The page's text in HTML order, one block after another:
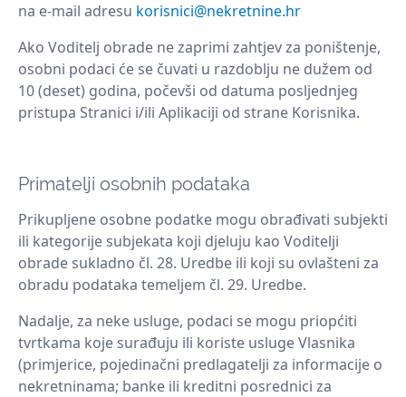
na e-mail adresu korisnici@nekretnine.hr
Ako Voditelj obrade ne zaprimi zahtjev za poništenje,
osobni podaci će se čuvati u razdoblju ne dužem od
10 (deset) godina, počevši od datuma posljednjeg
pristupa Stranici i/ili Aplikaciji od strane Korisnika.
Primatelji osobnih podataka
Prikupljene osobne podatke mogu obrađivati ​​subjekti
ili kategorije subjekata koji djeluju kao Voditelji
obrade sukladno čl. 28. Uredbe ili koji su ovlašteni za
obradu podataka temeljem čl. 29. Uredbe.
Nadalje, za neke usluge, podaci se mogu priopćiti
tvrtkama koje surađuju ili koriste usluge Vlasnika
(primjerice, pojedinačni predlagatelji za informacije o
nekretninama; banke ili kreditni posrednici za